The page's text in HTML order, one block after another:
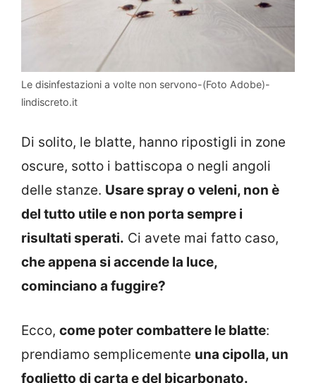
Le disinfestazioni a volte non servono-(Foto Adobe)-
lindiscreto.it
Di solito, le blatte, hanno ripostigli in zone
oscure, sotto i battiscopa o negli angoli
delle stanze. Usare spray o veleni, non è
del tutto utile e non porta sempre i
risultati sperati. Ci avete mai fatto caso,
che appena si accende la luce,
cominciano a fuggire?
Ecco, come poter combattere le blatte:
prendiamo semplicemente una cipolla, un
foglietto di carta e del bicarbonato.